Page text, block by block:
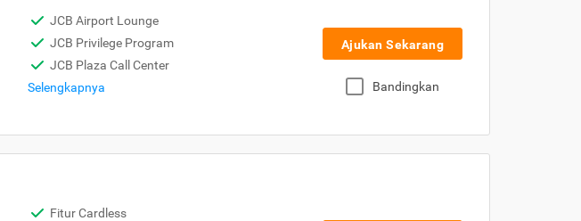
JCB Airport Lounge
JCB Privilege Program
JCB Plaza Call Center
Selengkapnya
Ajukan Sekarang
Bandingkan
Fitur Cardless